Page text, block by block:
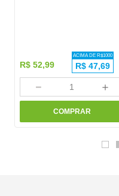
R$ 52,99
ACIMA DE R$1000
R$ 47,69
＋
－
COMPRAR